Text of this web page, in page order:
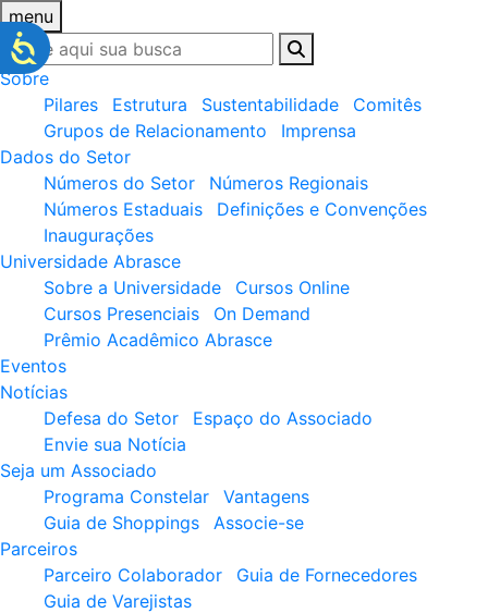
menu
Sobre
Pilares
Estrutura Sustentabilidade
Comitês
Grupos de Relacionamento
Imprensa
Dados do Setor
Números do Setor
Números Regionais
Números Estaduais
Definições e Convenções
Inaugurações
Universidade Abrasce
Sobre a Universidade
Cursos Online
Cursos Presenciais
On Demand
Prêmio Acadêmico Abrasce
Eventos
Notícias
Defesa do Setor
Espaço do Associado
Envie sua Notícia
Seja um Associado
Programa Constelar
Vantagens
Guia de Shoppings
Associe-se
Parceiros
Parceiro Colaborador
Guia de Fornecedores
Guia de Varejistas